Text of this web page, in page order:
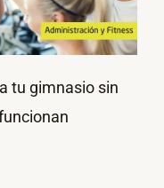
tu gimnasio sin